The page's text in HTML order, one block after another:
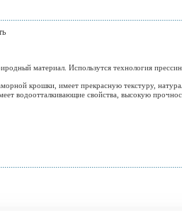
материал. Использутся технология
крошки, имеет прекрасную текстуру,
водоотталкивающие свойства, высокую